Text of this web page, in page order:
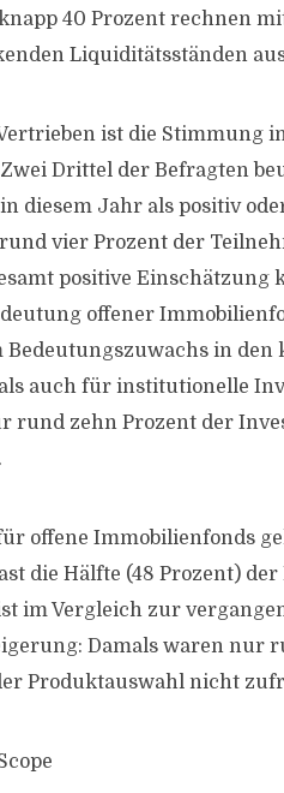
40 Prozent rechnen
Liquiditätsständen
ist die Stimmung
Drittel der Befragten
diesem Jahr als positiv
vier Prozent der
positive
offener
Bedeutungszuwachs in den
auch für institutionelle
rund zehn Prozent der
offene Immobilienfonds
die Hälfte (48 Prozent)
im Vergleich zur
Damals waren nur
Produktauswahl nicht